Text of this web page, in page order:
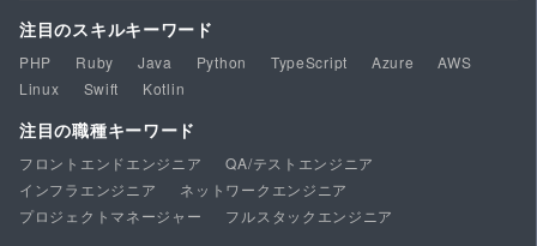
注目のスキルキーワード
PHP Ruby Java Python TypeScript Azure
AWS
Linux
Swift Kotlin
注目の職種キーワード
フロントエンドエンジニア
QA/テストエンジニア
インフラエンジニア
ネットワークエンジニア
プロジェクトマネージャー
フルスタックエンジニア